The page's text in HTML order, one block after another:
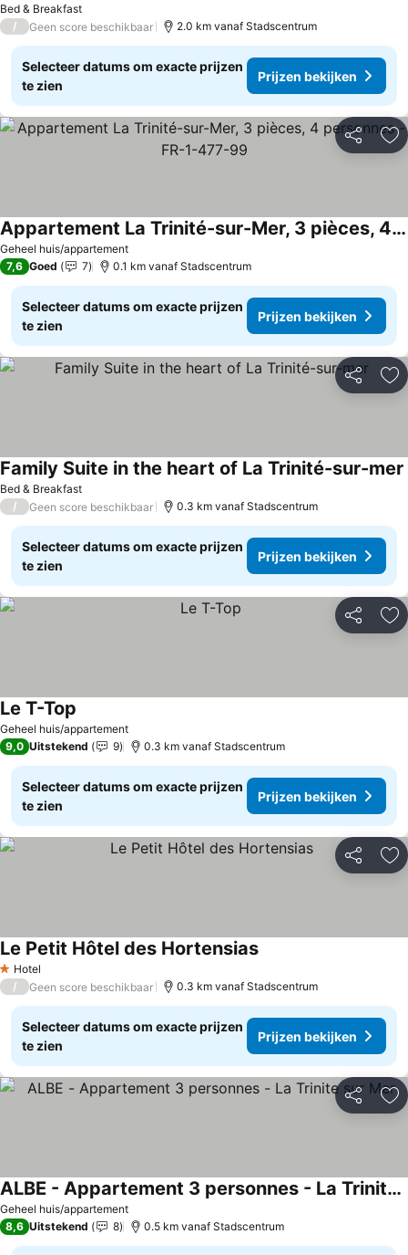
Bed & Breakfast
/ Geen score beschikbaar 2.0 km vanaf Stadscentrum
Selecteer datums om exacte prijzen
te zien
Prijzen bekijken
Delen
Geheel huis/appartement
Appartement La Trinité-sur-Mer, 3 pièces, 4 personnes - FR-1-477-99
Prijzen bekijken
7,6 Goed 7 0.1 km vanaf Stadscentrum
Selecteer datums om exacte prijzen
te zien
Prijzen bekijken
Delen
Bed & Breakfast
Family Suite in the heart of La Trinité-sur-mer
/ Geen score beschikbaar 0.3 km vanaf Stadscentrum
Selecteer datums om exacte prijzen
te zien
Prijzen bekijken
Delen
Geheel huis/appartement
Le T-Top
9,0 Uitstekend 9 0.3 km vanaf Stadscentrum
Selecteer datums om exacte prijzen
te zien
Prijzen bekijken
Delen
1 Sterren
Hotel
Le Petit Hôtel des HortensiasPrijzen bekijken
/ Geen score beschikbaar 0.3 km vanaf Stadscentrum
Selecteer datums om exacte prijzen
te zien
Prijzen bekijken
Delen
Geheel huis/appartement
ALBE - Appartement 3 personnes - La Trinite sur Mer
Prijzen bekijken
8,6 Uitstekend 8 0.5 km vanaf Stadscentrum